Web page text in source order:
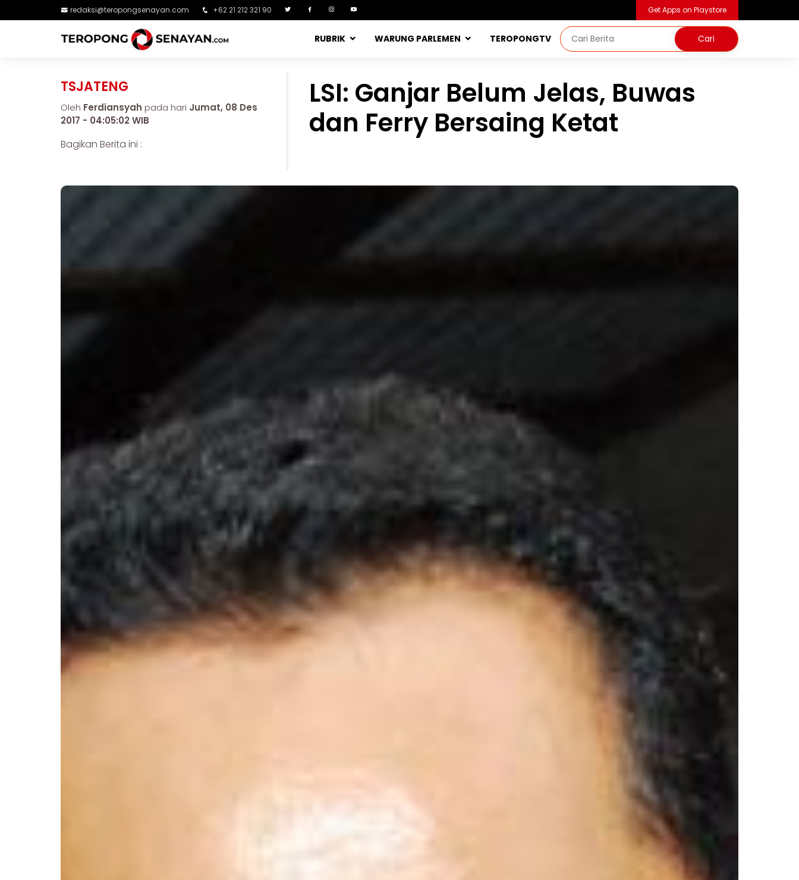
redaksi@teropongsenayan.com +62 21 212 321 90 Get Apps on Playstore
RUBRIK WARUNG PARLEMEN TEROPONGTV
TSJATENG
Oleh Ferdiansyah pada hari Jumat, 08 Des
2017 - 04:05:02 WIB
Bagikan Berita ini :
LSI: Ganjar Belum Jelas, Buwas
dan Ferry Bersaing Ketat